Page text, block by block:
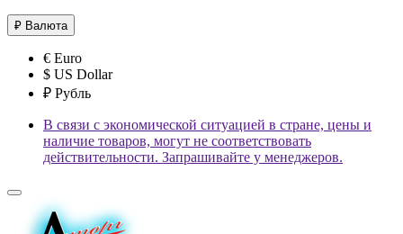
₽ Валюта
€ Euro
$ US Dollar
₽ Рубль
В связи с экономической ситуацией в стране, цены и
наличие товаров, могут не соответствовать
действительности. Запрашивайте у менеджеров.